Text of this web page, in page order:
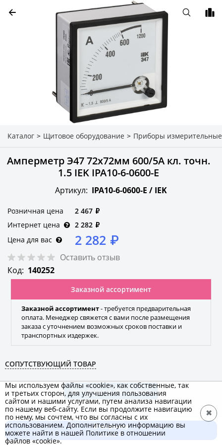
Каталог > Щитовое оборудование > Приборы
Амперметр Э47 72х72мм 600/5А кл. точн.
1.5 IEK IPA10-6-0600-E
Артикул: IPA10-6-0600-E / IEK
Розничная цена 2 467 ₽
Интернет цена
2 282 ₽
Цена для вас
2 282 ₽
Оставить отзыв
Код: 140252
Заказной ассортимент
Заказной ассортимент- требуется предварительная
оплата. Менеджер свяжется с вами после размещения
заказа с уточнением возможных сроков поставки и
транспортных издержек.
СОПУТСТВУЮЩИЙ ТОВАР
Этот товар в ЭКС.Бизнес
IEK
В корзину
2 282 ₽
Мы используем файлы «cookie», как собственные, так
и третьих сторон, для улучшения пользования
сайтом и нашими услугами, путем анализа навигации
по нашему веб-сайту. Если вы продолжите навигацию
по нему, мы сочтем, что вы согласны с их
использованием. Дополнительную информацию вы
можете найти в нашей Политике в отношении
файлов «cookie».
✖